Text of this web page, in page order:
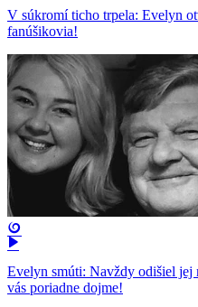
V súkromí ticho trpela: Evelyn
fanúšikovia!
Evelyn smúti: Navždy odišiel jej
vás poriadne dojme!